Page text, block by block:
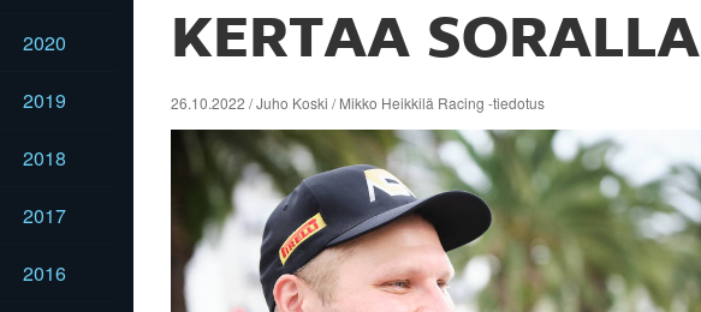
2020
2019
2018
2017
2016
KERTAA SORALLA
26.10.2022 / Juho Koski / Mikko Heikkilä Racing -tiedotus